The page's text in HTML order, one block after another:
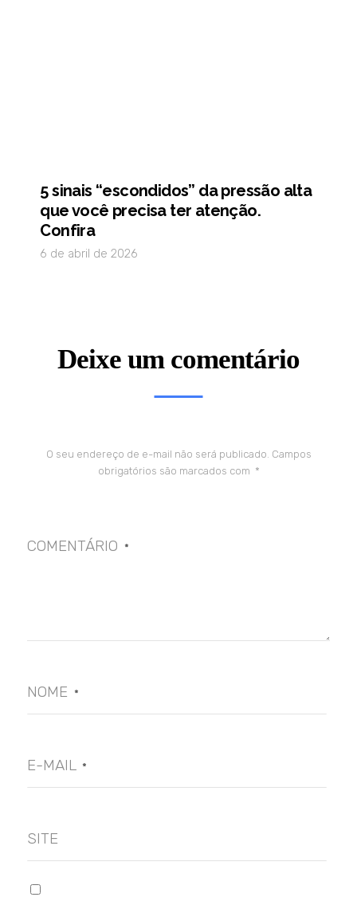
5 sinais “escondidos” da pressão alta
que você precisa ter atenção.
Confira
6 de abril de 2026
Deixe um comentário
O seu endereço de e-mail não será publicado. Campos
obrigatórios são marcados com *
COMENTÁRIO *
NOME *
E-MAIL *
SITE